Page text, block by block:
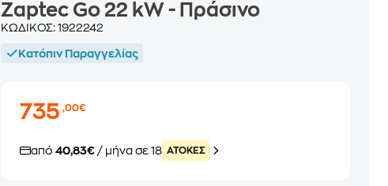
Zaptec Go 22 kW - Πράσινο
ΚΩΔΙΚΟΣ:1922242
Κατόπιν Παραγγελίας
735,00€
από40,83€ / μήνα σε 18 ATOKEΣ